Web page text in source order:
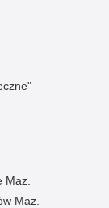
Maz.
Maz.